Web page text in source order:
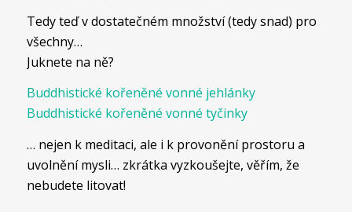
Tedy teď v dostatečném množství (tedy snad) pro
všechny…
Juknete na ně?
Buddhistické kořeněné vonné jehlánky
Buddhistické kořeněné vonné tyčinky
… nejen k meditaci, ale i k provonění prostoru a
uvolnění mysli… zkrátka vyzkoušejte, věřím, že
nebudete litovat!